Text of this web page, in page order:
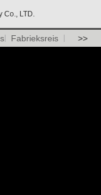
Co., LTD.
Fabrieksreis >>